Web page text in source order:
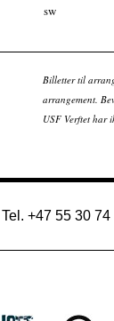
sw
Billetter til
arrangement.
USF Verftet har
+47 55 30 74